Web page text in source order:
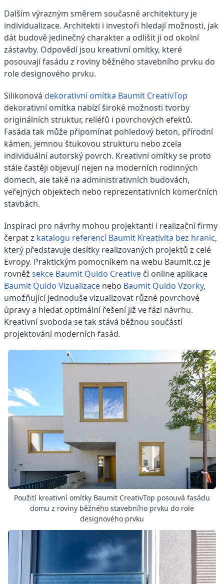
Dalším výrazným směrem současné architektury je
individualizace. Architekti i investoři hledají možnosti, jak
dát budově jedinečný charakter a odlišit ji od okolní
zástavby. Odpovědí jsou kreativní omítky, které
posouvají fasádu z roviny běžného stavebního prvku do
role designového prvku.
Silikonová dekorativní omítka Baumit CreativTop
dekorativní omítka nabízí široké možnosti tvorby
originálních struktur, reliéfů i povrchových efektů.
Fasáda tak může připomínat pohledový beton, přírodní
kámen, jemnou štukovou strukturu nebo zcela
individuální autorský povrch. Kreativní omítky se proto
stále častěji objevují nejen na moderních rodinných
domech, ale také na administrativních budovách,
veřejných objektech nebo reprezentativních komerčních
stavbách.
Inspiraci pro návrhy mohou projektanti i realizační firmy
čerpat z katalogu referencí Baumit Kreativita bez hranic,
který představuje desítky realizovaných projektů z celé
Evropy. Praktickým pomocníkem na webu Baumit.cz je
rovněž sekce Baumit Quido Creative či online aplikace
Baumit Quido Vizualizace nebo Baumit Quido Vzorky,
umožňující jednoduše vizualizovat různé povrchové
úpravy a hledat optimální řešení již ve fázi návrhu.
Kreativní svoboda se tak stává běžnou součástí
projektování moderních fasád.
Použití kreativní omítky Baumit CreativTop posouvá fasádu
domu z roviny běžného stavebního prvku do role
designového prvku